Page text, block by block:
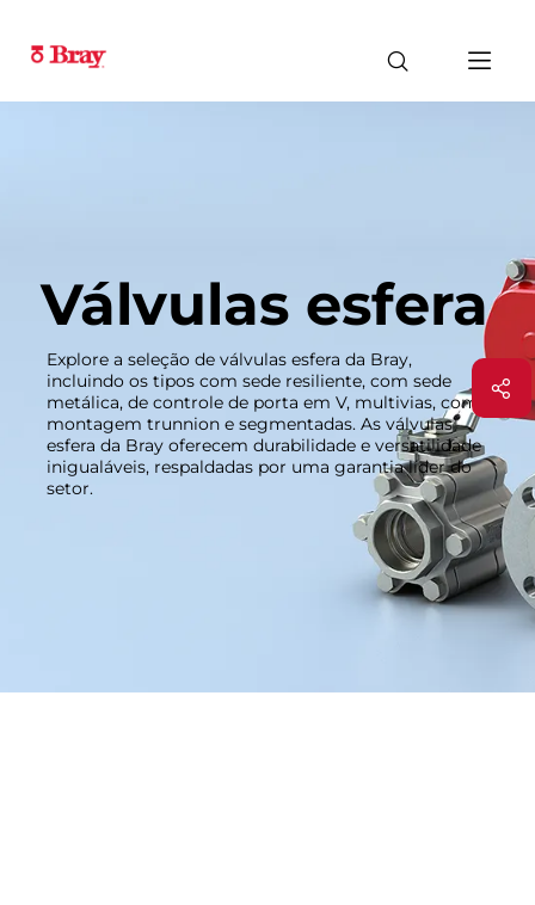
Válvulas esfera
Explore a seleção de válvulas esfera da Bray,
incluindo os tipos com sede resiliente, com sede
metálica, de controle de porta em V, multivias, com
montagem trunnion e segmentadas. As válvulas
esfera da Bray oferecem durabilidade e versatilidade
inigualáveis, respaldadas por uma garantia líder do
setor.